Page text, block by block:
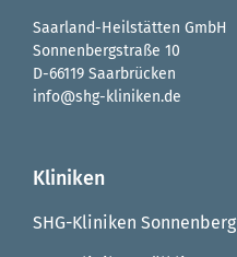
Saarland-Heilstätten GmbH
Sonnenbergstraße 10
D-66119 Saarbrücken
info@shg-kliniken.de
Kliniken
SHG-Kliniken Sonnenberg